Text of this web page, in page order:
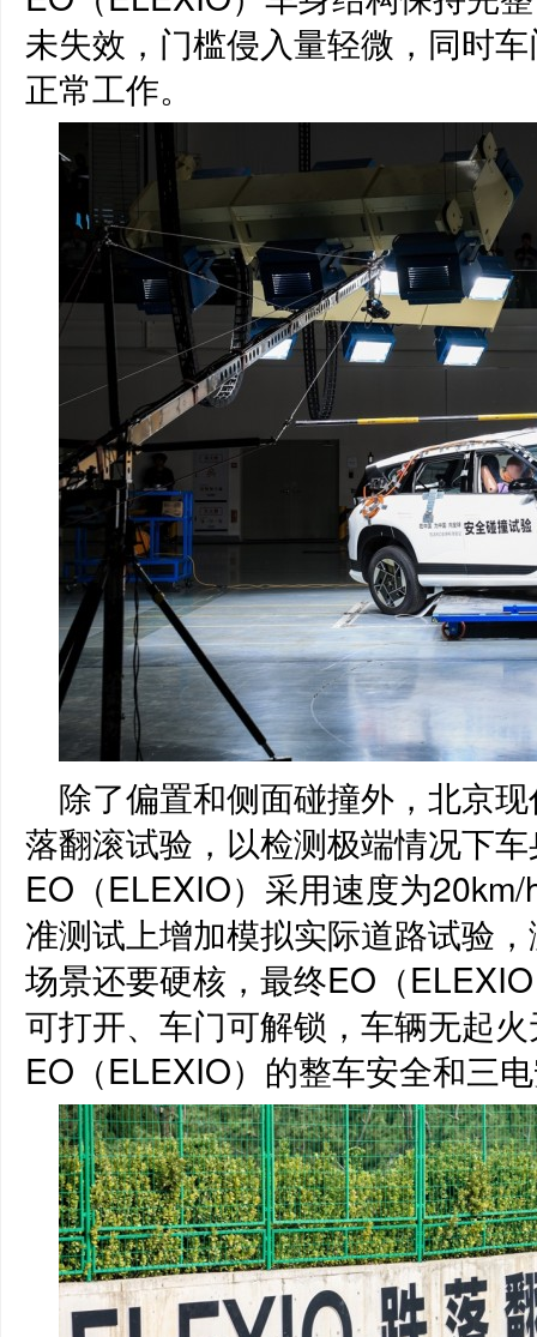
未失效，门槛侵入量轻微，同时
正常工作。
除了偏置和侧面碰撞外，北京
落翻滚试验，以检测极端情况下
EO（ELEXIO）采用速度为
准测试上增加模拟实际道路试验
场景还要硬核，最终EO（
可打开、车门可解锁，车辆无起
EO（ELEXIO）的整车安全和三